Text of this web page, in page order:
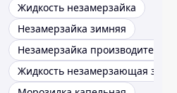
Жидкость незамерзайка
Незамерзайка зимняя
Незамерзайка производитель
Жидкость незамерзающая